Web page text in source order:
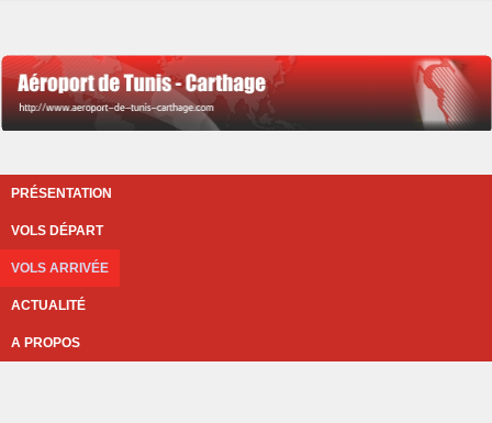
PRÉSENTATION
VOLS DÉPART
VOLS ARRIVÉE
ACTUALITÉ
A PROPOS